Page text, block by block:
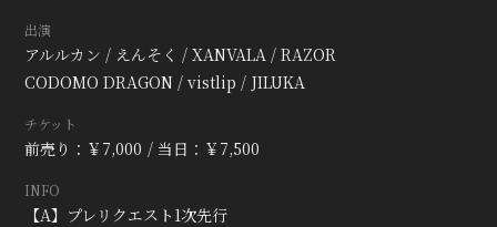
会員登録 ログイン
出演
アルルカン / えんそく / XANVALA / RAZOR
CODOMO DRAGON / vistlip / JILUKA
チケット
前売り：￥7,000 当日：￥7,500
INFO
【A】プレリクエスト1次先行